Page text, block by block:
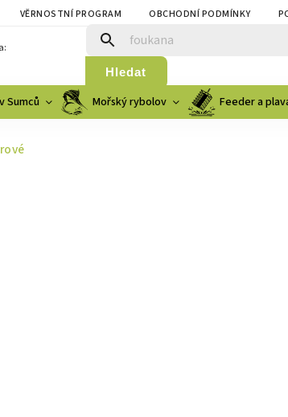
VĚRNOSTNÍ PROGRAM OBCHODNÍ PODMÍNKY
Hledat
Sumců Mořský rybolov Feeder a